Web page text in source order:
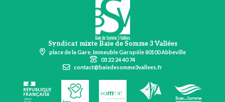
Syndicat mixte Baie de Somme 3 Vallées
place de la Gare, Immeuble Garopôle 80100 Abbeville
03 22 24 40 74
contact@baiedesomme3vallees.fr